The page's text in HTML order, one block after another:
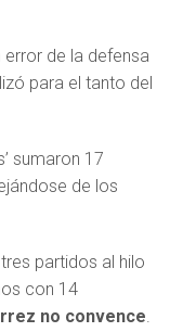
error de la defensa
para el tanto del
sumaron 17
de los
partidos al hilo
con 14
no convence.